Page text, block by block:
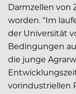
Darmzellen von
worden. "Im
der Universität
Bedingungen
die junge
vorindustriellen